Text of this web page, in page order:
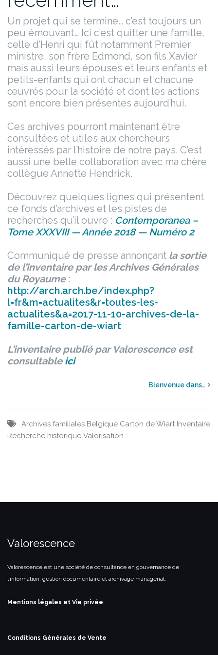
Un projet qui se termine… c’est toujours un
peu émouvant… Ici c’est quitter une famille,
celle d’Henri qui fût notamment Premier
ministre, son frère Edmond, son fils Xavier
mais aussi leurs épouses et leurs enfants et
petits-enfants qui ont chacun et chacune
œuvrés pour la société et dont les actions
sont encore bien présentes aujourd’hui.
Ces archives pourront maintenant être
consultées et utiles aux chercheurs
intéressés par l’histoire de notre pays. C’est
aussi une belle collaboration avec ma chère
collègue Annette Hendrick.
Découvrez quelques lignes qui présentent
ce fonds d’archives et les pistes de
recherches qu’il ouvre : Contemporanea –
Tome XXXVIII — Année 2018 — Numéro 2
Communiqué de presse annonçant la sortie
de l’inventaire par les Archives Générales
du Royaume:
http://arch.arch.be/index.php?
l=fr&m=actualites&r=toutes-les-
actualites&a=2017-11-10-archives-de-la-
famille-carton-de-wiart
L’inventaire publié par Valorescence est
consultable ici
Bienvenue dans…
Archives familiales Belgique Carton de Wiart Inventaire
Recherche historique Valorisation
Valorescence
Valorescence est une société de consultance en gouvernance de
l’information, gestion documentaire et archivage managérial.
Mentions légales et Vie privée
Conditions Générales de Vente